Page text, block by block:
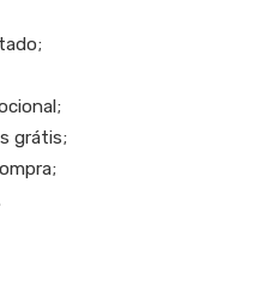
grátis;